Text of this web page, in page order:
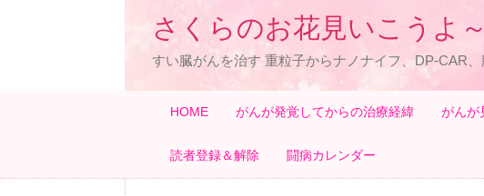
さくらのお花見いこうよ
すい臓がんを治す 重粒子からナノナイフ、DP-CAR
HOME がんが発覚してからの治療経緯 がんが
読者登録＆解除 闘病カレンダー